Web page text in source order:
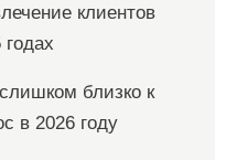
клиентов
близко к
в 2026 году